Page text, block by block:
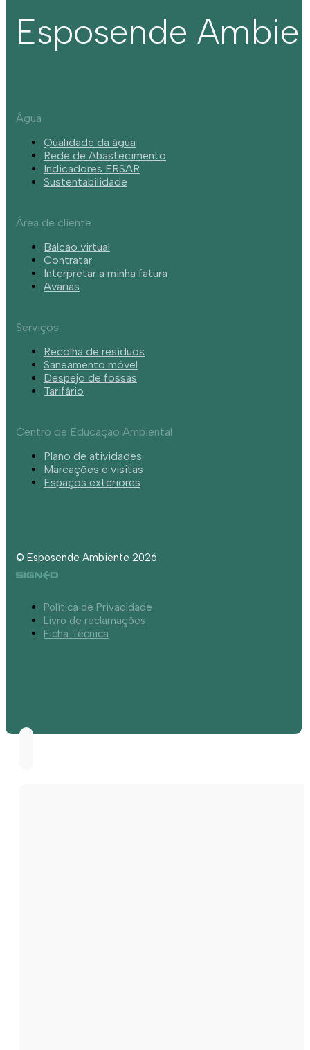
Esposende
Água
Qualidade da água
Rede de Abastecimento
Indicadores ERSAR
Sustentabilidade
Área de cliente
Balcão virtual
Contratar
Interpretar a minha fatura
Avarias
Serviços
Recolha de resíduos
Saneamento móvel
Despejo de fossas
Tarifário
Centro de Educação Ambiental
Plano de atividades
Marcações e visitas
Espaços exteriores
© Esposende Ambiente 2026
Política de Privacidade
Livro de reclamações
Ficha Técnica